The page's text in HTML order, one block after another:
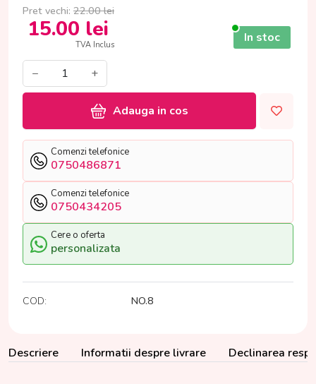
Pret vechi: 22.00 lei
15.00 lei
TVA Inclus In stoc
− +
Adauga in cos
Comenzi telefonice
0750486871
Comenzi telefonice
0750434205
Cere o oferta
personalizata
COD: NO.8
Descriere Informatii despre livrare Declinarea